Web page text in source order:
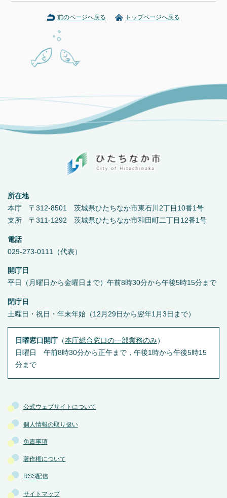
前のページへ戻る トップページへ戻る
公式ウェブサイトについて
個人情報の取り扱い
免責事項
著作権について
RSS配信
サイトマップ
所在地
本庁 〒312-8501 茨城県ひたちなか市東石川2丁目10番1号
支所 〒311-1292 茨城県ひたちなか市和田町二丁目12番1号
電話
029-273-0111（代表）
開庁日
平日（月曜日から金曜日まで）午前8時30分から午後5時15分まで
閉庁日
土曜日・祝日・年末年始（12月29日から翌年1月3日まで）
日曜窓口開庁（本庁総合窓口の一部業務のみ ）
日曜日 午前8時30分から正午まで，午後1時から午後5時15
分まで